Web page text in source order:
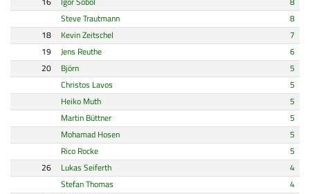
Steve Trautmann
8
18
Kevin Zeitschel
7
19
Jens Reuthe
6
20
Björn
5
Christos Lavos
5
Heiko Muth
5
Martin Büttner
5
Mohamad Hosen
5
Rico Rocke
5
26
Lukas Seiferth
4
Stefan Thomas
4